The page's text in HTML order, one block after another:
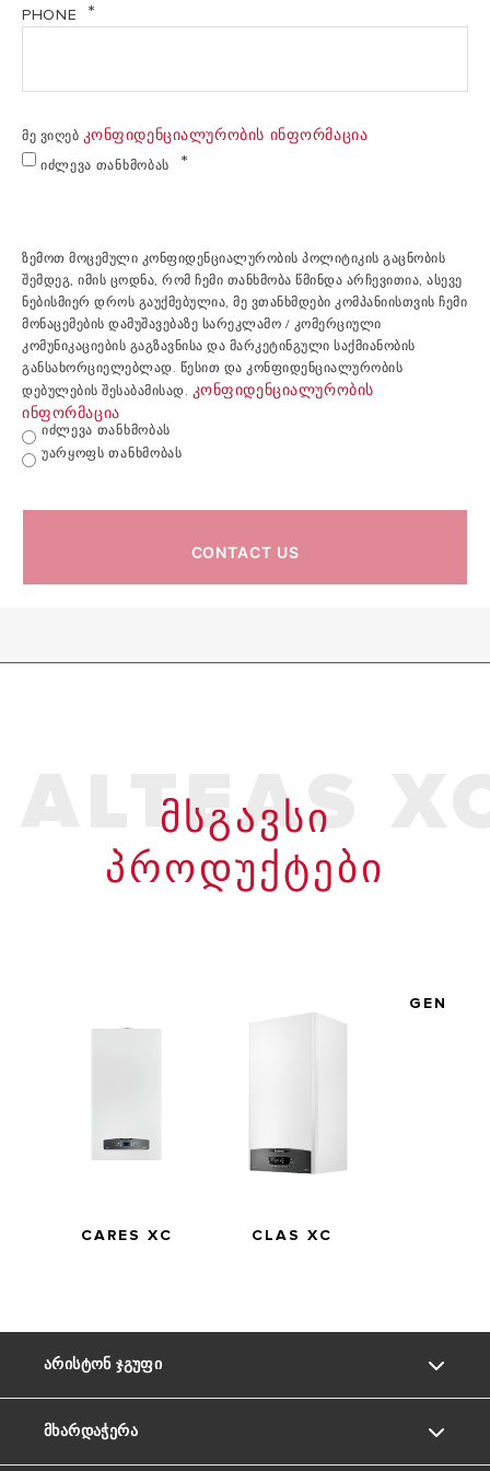
PHONE
მე ვიღებ Კონფიდენციალურობის Ინფორმაცია
Იძლევა Თანხმობას
ზემოთ მოცემული კონფიდენციალურობის პოლიტიკის გაცნობის
შემდეგ, იმის ცოდნა, რომ ჩემი თანხმობა წმინდა არჩევითია, ასევე
ნებისმიერ დროს გაუქმებულია, მე ვთანხმდები კომპანიისთვის ჩემი
მონაცემების დამუშავებაზე სარეკლამო / კომერციული
კომუნიკაციების გაგზავნისა და მარკეტინგული საქმიანობის
განსახორციელებლად. წესით და კონფიდენციალურობის
დებულების შესაბამისად. Კონფიდენციალურობის
Ინფორმაცია
Იძლევა Თანხმობას
Უარყოფს Თანხმობას
CONTACT US
ALTEAS
ᲛᲡᲒᲐᲕᲡᲘ
ᲞᲠᲝᲓᲣᲥᲢᲔᲑᲘ
CARES XC CLAS XC
GENUS
ᲐᲠᲘᲡᲢᲝᲜ ᲯᲒᲣᲤᲘ
ვინ ვართ ჩვენ
ᲛᲮᲐᲠᲓᲐᲭᲔᲠᲐ